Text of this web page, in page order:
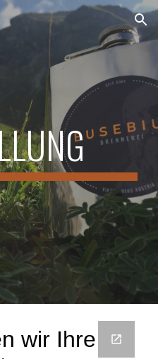
Skip to navigation